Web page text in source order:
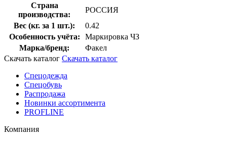
Страна
производства:
РОССИЯ
Вес (кг. за 1 шт.):
0.42
Особенность учёта:
Маркировка ЧЗ
Марка/бренд:
Факел
Скачать каталог Скачать каталог
Спецодежда
Спецобувь
Распродажа
Новинки ассортимента
PROFLINE
Компания